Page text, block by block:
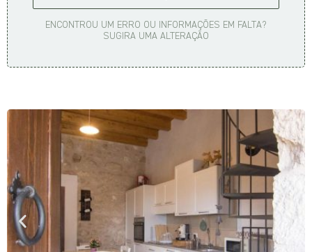
ENCONTROU UM ERRO OU INFORMAÇÕES EM FALTA?
SUGIRA UMA ALTERAÇÃO